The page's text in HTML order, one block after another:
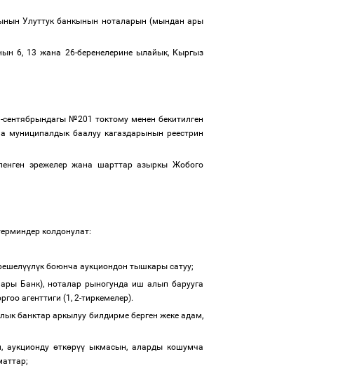
Улуттук банкынын ноталарын (мындан ары
6, 13 жана 26-беренелерине ылайык, Кыргыз
№201 токтому менен бекитилген
муниципалдык баалуу кагаздарынын реестрин
эрежелер жана шарттар азыркы Жобого
колдонулат:
үүлүк боюнча аукциондон тышкары сатуу;
Банк), ноталар рыногунда иш алып барууга
агенттиги (1, 2-тиркемелер).
банктар аркылуу билдирме берген жеке адам,
аукционду өткөрүү ыкмасын, аларды кошумча